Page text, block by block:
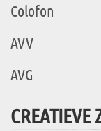
Colofon
AVV
AVG
CREATIEVE